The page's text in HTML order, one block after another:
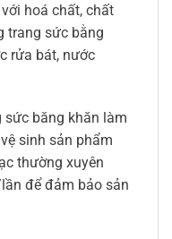
hoá chất, chất
trang sức bằng
rửa bát, nước
sức băng khăn làm
sinh sản phẩm
thường xuyên
để đảm bảo sản